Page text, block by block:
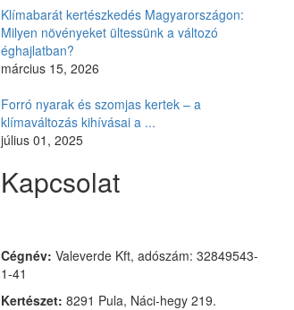
Klímabarát kertészkedés Magyarországon:
Milyen növényeket ültessünk a változó
éghajlatban?
március 15, 2026
Forró nyarak és szomjas kertek – a
klímaváltozás kihívásai a ...
július 01, 2025
Kapcsolat
Cégnév: Valeverde Kft, adószám: 32849543-
1-41
Kertészet: 8291 Pula, Náci-hegy 219.